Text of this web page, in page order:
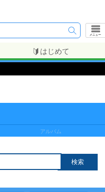
メニュー
はじめて
アルバム